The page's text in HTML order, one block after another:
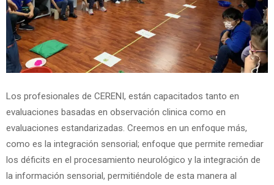
Los profesionales de CERENI, están capacitados tanto en
evaluaciones basadas en observación clinica como en
evaluaciones estandarizadas. Creemos en un enfoque más,
como es la integración sensorial; enfoque que permite remediar
los déficits en el procesamiento neurológico y la integración de
la información sensorial, permitiéndole de esta manera al